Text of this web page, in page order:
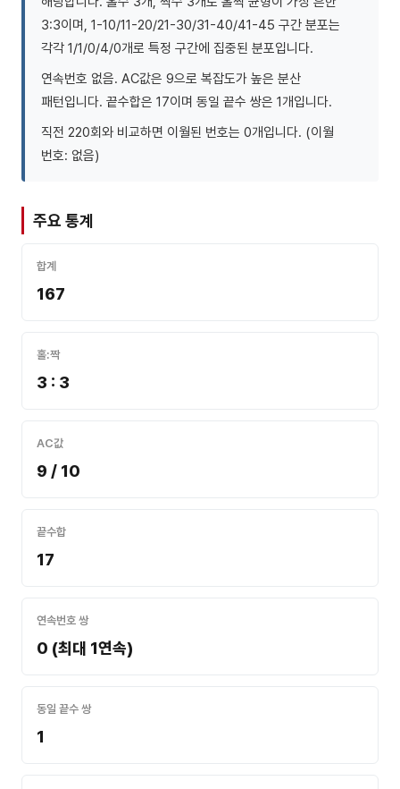
3:3이며, 1-10/11-20/21-30/31-40/41-45 구간 분포는
각각 1/1/0/4/0개로 특정 구간에 집중된 분포입니다.
연속번호 없음. AC값은 9으로 복잡도가 높은 분산
패턴입니다. 끝수합은 17이며 동일 끝수 쌍은 1개입니다.
직전 220회와 비교하면 이월된 번호는 0개입니다. (이월
번호: 없음)
주요 통계
합계
167
홀:짝
3 : 3
AC값
9 / 10
끝수합
17
연속번호 쌍
0 (최대 1연속)
동일 끝수 쌍
1